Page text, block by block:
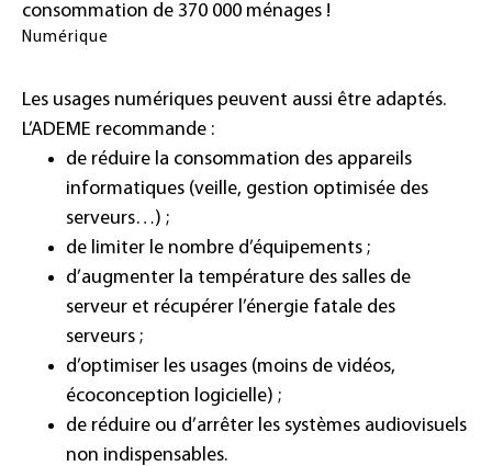
consommation de 370 000 ménages !
Numérique
Les usages numériques peuvent aussi être adaptés.
L’ADEME recommande :
de réduire la consommation des appareils
informatiques (veille, gestion optimisée des
serveurs…) ;
de limiter le nombre d’équipements ;
d’augmenter la température des salles de
serveur et récupérer l’énergie fatale des
serveurs ;
d’optimiser les usages (moins de vidéos,
écoconception logicielle) ;
de réduire ou d’arrêter les systèmes audiovisuels
non indispensables.